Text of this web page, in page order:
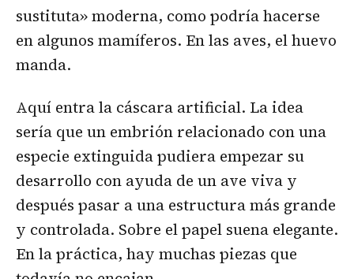
sustituta» moderna, como podría hacerse
en algunos mamíferos. En las aves, el huevo
manda.
Aquí entra la cáscara artificial. La idea
sería que un embrión relacionado con una
especie extinguida pudiera empezar su
desarrollo con ayuda de un ave viva y
después pasar a una estructura más grande
y controlada. Sobre el papel suena elegante.
En la práctica, hay muchas piezas que